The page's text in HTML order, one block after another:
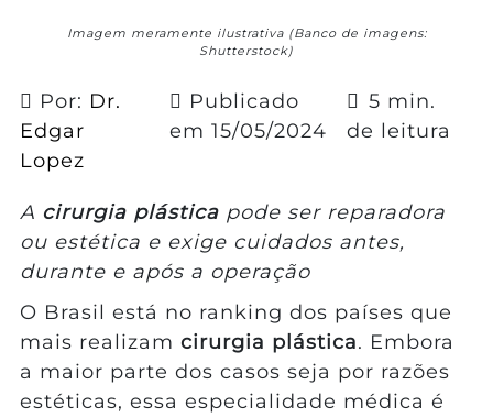
Imagem meramente ilustrativa (Banco de imagens:
Shutterstock)
Por: Dr.
Edgar
Lopez
Publicado
em15/05/2024
5 min.
de leitura
A cirurgia plásticapode ser reparadora
ou estética e exige cuidados antes,
durante e após a operação
O Brasil está no ranking dos países que
mais realizam cirurgia plástica. Embora
a maior parte dos casos seja por razões
estéticas, essa especialidade médica é